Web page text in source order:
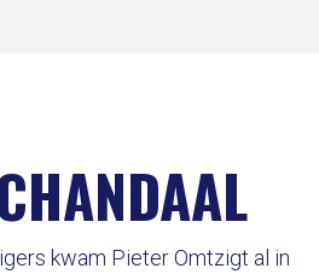
kwam Pieter Omtzigt al in